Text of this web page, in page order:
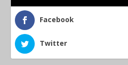
Facebook
Twitter